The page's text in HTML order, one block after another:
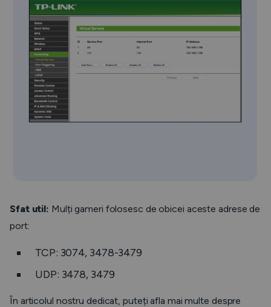
Sfat util: Mulți gameri folosesc de obicei aceste adrese de
port:
TCP: 3074, 3478-3479
UDP: 3478, 3479
În articolul nostru dedicat, puteți afla mai multe despre